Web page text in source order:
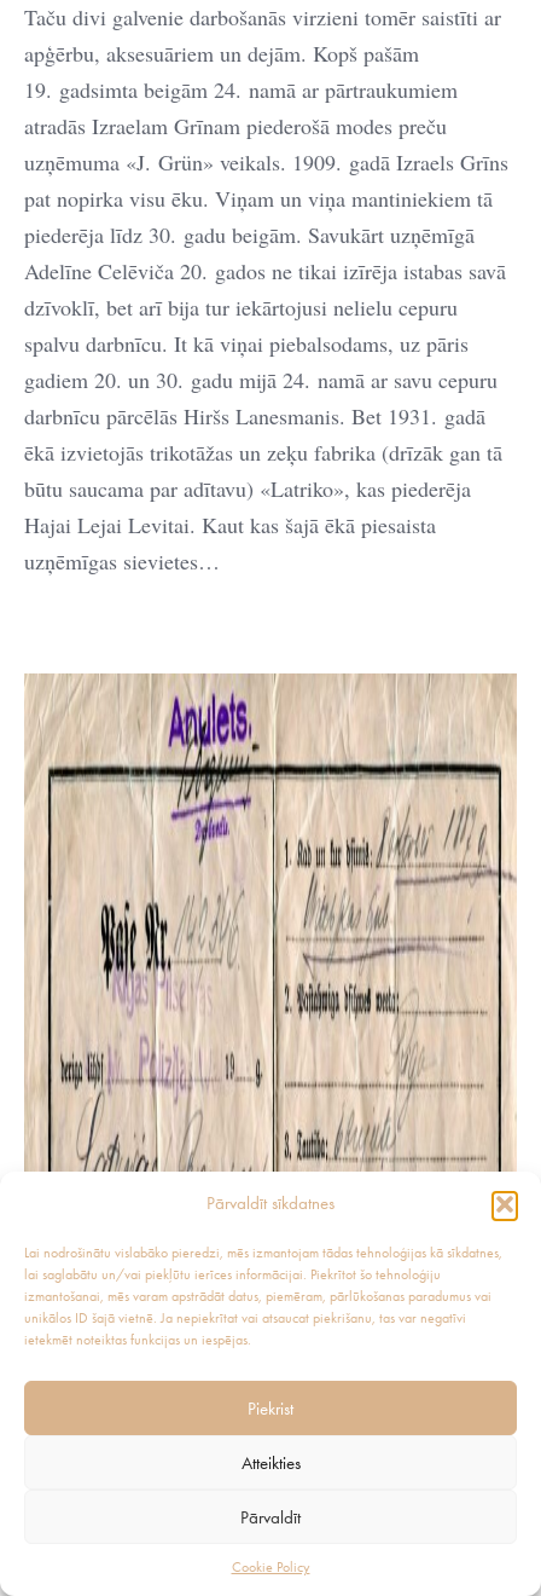
Pārvaldīt sīkdatnes
Lai nodrošinātu vislabāko pieredzi, mēs izmantojam tādas tehnoloģijas kā sīkdatnes,
lai saglabātu un/vai piekļūtu ierīces informācijai. Piekrītot šo tehnoloģiju
izmantošanai, mēs varam apstrādāt datus, piemēram, pārlūkošanas paradumus vai
unikālos ID šajā vietnē. Ja nepiekrītat vai atsaucat piekrišanu, tas var negatīvi
ietekmēt noteiktas funkcijas un iespējas.
Piekrist
Atteikties
Pārvaldīt
Cookie Policy
Taču divi galvenie darbošanās virzieni tomēr saistīti ar
apģērbu, aksesuāriem un dejām. Kopš pašām
19. gadsimta beigām 24. namā ar pārtraukumiem
atradās Izraelam Grīnam piederošā modes preču
uzņēmuma «J. Grün» veikals. 1909. gadā Izraels Grīns
pat nopirka visu ēku. Viņam un viņa mantiniekiem tā
piederēja līdz 30. gadu beigām. Savukārt uzņēmīgā
Adelīne Celēviča 20. gados ne tikai izīrēja istabas savā
dzīvoklī, bet arī bija tur iekārtojusi nelielu cepuru
spalvu darbnīcu. It kā viņai piebalsodams, uz pāris
gadiem 20. un 30. gadu mijā 24. namā ar savu cepuru
darbnīcu pārcēlās Hiršs Lanesmanis. Bet 1931. gadā
ēkā izvietojās trikotāžas un zeķu fabrika (drīzāk gan tā
būtu saucama par adītavu) «Latriko», kas piederēja
Hajai Lejai Levitai. Kaut kas šajā ēkā piesaista
uzņēmīgas sievietes…